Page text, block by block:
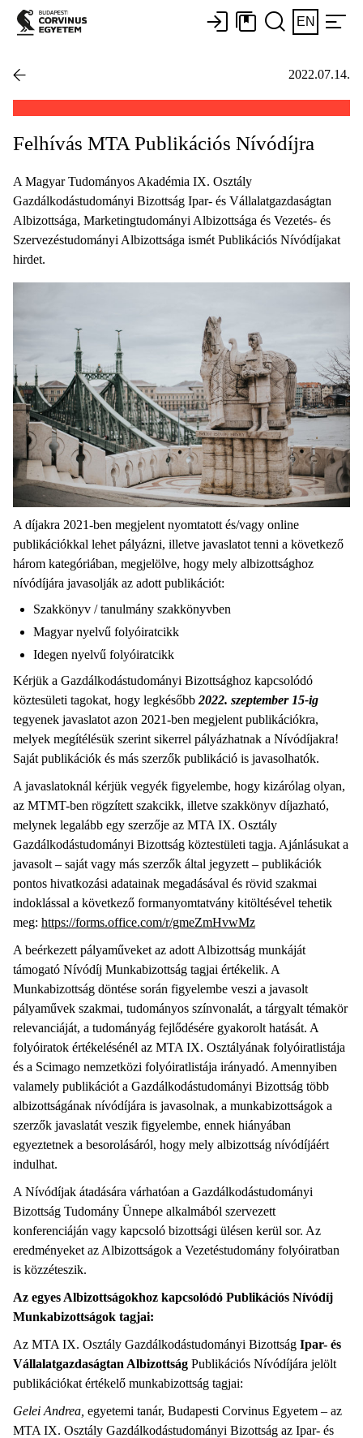
EN
2022.07.14.
Felhívás MTA Publikációs Nívódíjra
A Magyar Tudományos Akadémia IX. Osztály
Gazdálkodástudományi Bizottság Ipar- és Vállalatgazdaságtan
Albizottsága, Marketingtudományi Albizottsága és Vezetés- és
Szervezéstudományi Albizottsága ismét Publikációs Nívódíjakat
hirdet.
A díjakra 2021-ben megjelent nyomtatott és/vagy online
publikációkkal lehet pályázni, illetve javaslatot tenni a következő
három kategóriában, megjelölve, hogy mely albizottsághoz
nívódíjára javasolják az adott publikációt:
Szakkönyv / tanulmány szakkönyvben
Magyar nyelvű folyóiratcikk
Idegen nyelvű folyóiratcikk
Kérjük a Gazdálkodástudományi Bizottsághoz kapcsolódó
köztesületi tagokat, hogy legkésőbb 2022. szeptember 15-ig
tegyenek javaslatot azon 2021-ben megjelent publikációkra,
melyek megítélésük szerint sikerrel pályázhatnak a Nívódíjakra!
Saját publikációk és más szerzők publikáció is javasolhatók.
A javaslatoknál kérjük vegyék figyelembe, hogy kizárólag olyan,
az MTMT-ben rögzített szakcikk, illetve szakkönyv díjazható,
melynek legalább egy szerzője az MTA IX. Osztály
Gazdálkodástudományi Bizottság köztestületi tagja. Ajánlásukat a
javasolt – saját vagy más szerzők által jegyzett – publikációk
pontos hivatkozási adatainak megadásával és rövid szakmai
indoklással a következő formanyomtatvány kitöltésével tehetik
meg: https://forms.office.com/r/gmeZmHvwMz
A beérkezett pályaműveket az adott Albizottság munkáját
támogató Nívódíj Munkabizottság tagjai értékelik. A
Munkabizottság döntése során figyelembe veszi a javasolt
pályaművek szakmai, tudományos színvonalát, a tárgyalt témakör
relevanciáját, a tudományág fejlődésére gyakorolt hatását. A
folyóiratok értékelésénél az MTA IX. Osztályának folyóiratlistája
és a Scimago nemzetközi folyóiratlistája irányadó. Amennyiben
valamely publikációt a Gazdálkodástudományi Bizottság több
albizottságának nívódíjára is javasolnak, a munkabizottságok a
szerzők javaslatát veszik figyelembe, ennek hiányában
egyeztetnek a besorolásáról, hogy mely albizottság nívódíjáért
indulhat.
A Nívódíjak átadására várhatóan a Gazdálkodástudományi
Bizottság Tudomány Ünnepe alkalmából szervezett
konferenciáján vagy kapcsoló bizottsági ülésen kerül sor. Az
eredményeket az Albizottságok a Vezetéstudomány folyóiratban
is közzéteszik.
Az egyes Albizottságokhoz kapcsolódó Publikációs Nívódíj
Munkabizottságok tagjai:
Az MTA IX. Osztály Gazdálkodástudományi Bizottság Ipar- és
Vállalatgazdaságtan Albizottság Publikációs Nívódíjára jelölt
publikációkat értékelő munkabizottság tagjai:
Gelei Andrea, egyetemi tanár, Budapesti Corvinus Egyetem – az
MTA IX. Osztály Gazdálkodástudományi Bizottság az Ipar- és